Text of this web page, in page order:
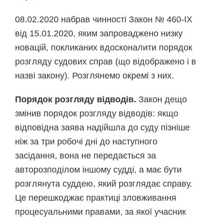
08.02.2020 набрав чинності Закон № 460-IX
від 15.01.2020, яким запроваджено низку
новацій, покликаних вдосконалити порядок
розгляду судових справ (що відображено і в
назві закону). Розглянемо окремі з них.
Порядок розгляду відводів. Закон дещо
змінив порядок розгляду відводів: якщо
відповідна заява надійшла до суду пізніше
ніж за три робочі дні до наступного
засідання, вона не передається за
авторозподілом іншому судді, а має бути
розглянута суддею, який розглядає справу.
Це перешкоджає практиці зловживання
процесуальними правами, за якої учасник